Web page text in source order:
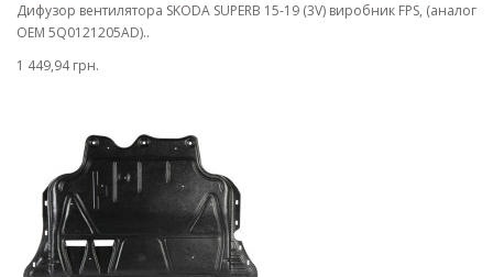
Дифузор вентилятора SKODA SUPERB 15-19 (3V) виробник FPS, (аналог
OEM 5Q0121205AD)..
1 449,94 грн.